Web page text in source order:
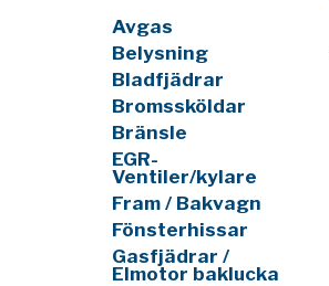
Avgas
Belysning
Bladfjädrar
Bromssköldar
Bränsle
EGR-
Ventiler/kylare
Fram / Bakvagn
Fönsterhissar
Gasfjädrar /
Elmotor baklucka